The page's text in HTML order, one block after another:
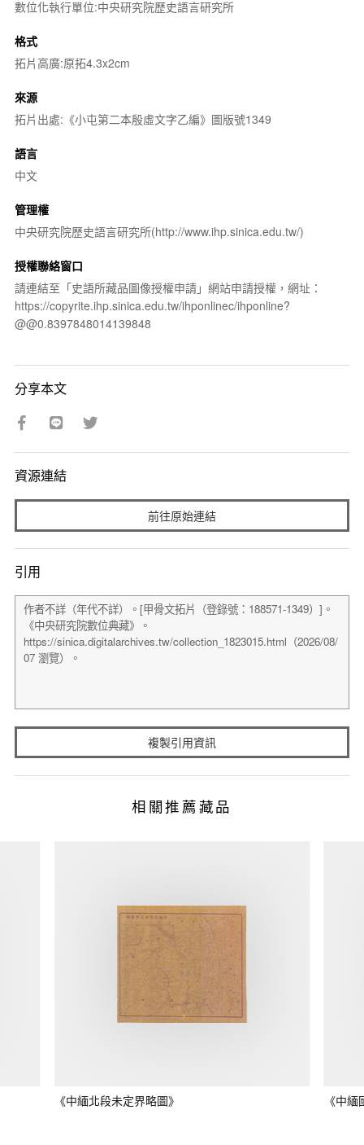
數位化執行單位:中央研究院歷史語言研究所
格式
拓片高廣:原拓4.3x2cm
來源
拓片出處:《小屯第二本殷虛文字乙編》圖版號1349
語言
中文
管理權
中央研究院歷史語言研究所(http://www.ihp.sinica.edu.tw/)
授權聯絡窗口
請連結至「史語所藏品圖像授權申請」網站申請授權，網址：
https://copyrite.ihp.sinica.edu.tw/ihponlinec/ihponline?
@@0.8397848014139848
分享本文
資源連結
前往原始連結
引用
複製引用資訊
相關推薦藏品
《中緬北段未定界略圖》 《中